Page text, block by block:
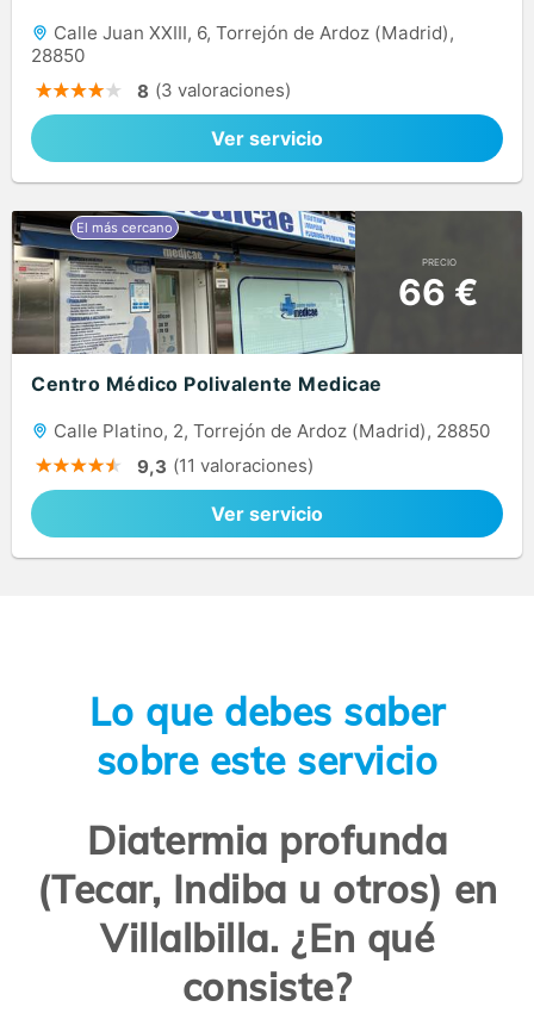
Calle Juan XXIII, 6, Torrejón de Ardoz (Madrid),
28850
8 (3 valoraciones)
Ver servicio
PRECIO
66 €
Centro Médico Polivalente Medicae
Calle Platino, 2, Torrejón de Ardoz (Madrid), 28850
9,3 (11 valoraciones)
Ver servicio
Lo que debes saber
sobre este servicio
Diatermia profunda
(Tecar, Indiba u otros) en
Villalbilla. ¿En qué
consiste?